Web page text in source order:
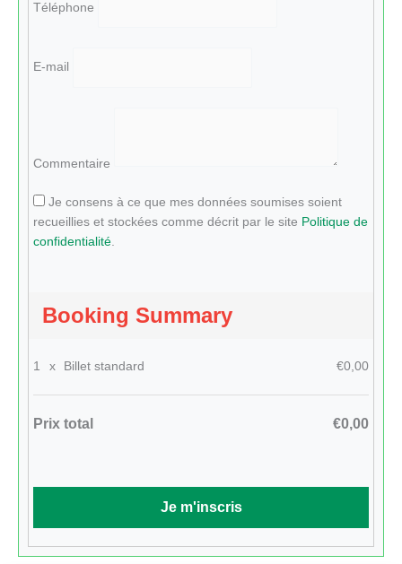
Téléphone
E-mail
Commentaire
Je consens à ce que mes données soumises soient
recueillies et stockées comme décrit par le site Politique de
confidentialité.
Booking Summary
1 x Billet standard €0,00
Prix total €0,00